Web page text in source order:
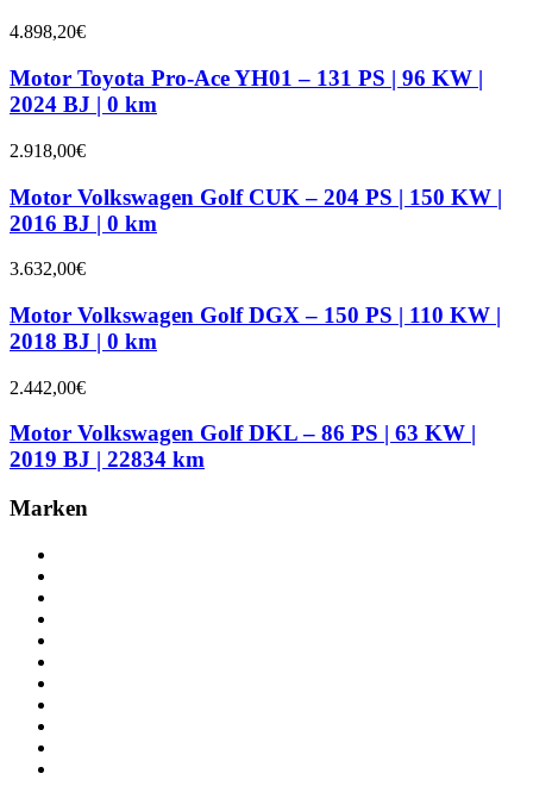
4.898,20€
Motor Toyota Pro-Ace YH01 – 131 PS | 96 KW |
2024 BJ | 0 km
2.918,00€
Motor Volkswagen Golf CUK – 204 PS | 150 KW |
2016 BJ | 0 km
3.632,00€
Motor Volkswagen Golf DGX – 150 PS | 110 KW |
2018 BJ | 0 km
2.442,00€
Motor Volkswagen Golf DKL – 86 PS | 63 KW |
2019 BJ | 22834 km
Marken